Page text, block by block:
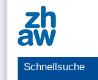
Schnellsuche